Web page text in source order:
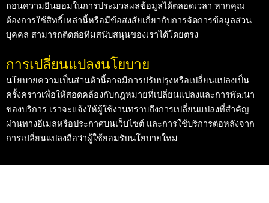
ถอนความยินยอมในการประมวลผลข้อมูลได้ตลอดเวลา หากคุณ
ต้องการใช้สิทธิ์เหล่านี้หรือมีข้อสงสัยเกี่ยวกับการจัดการข้อมูลส่วน
บุคคล สามารถติดต่อทีมสนับสนุนของเราได้โดยตรง
การเปลี่ยนแปลงนโยบาย
นโยบายความเป็นส่วนตัวนี้อาจมีการปรับปรุงหรือเปลี่ยนแปลงเป็น
ครั้งคราวเพื่อให้สอดคล้องกับกฎหมายที่เปลี่ยนแปลงและการพัฒนา
ของบริการ เราจะแจ้งให้ผู้ใช้งานทราบถึงการเปลี่ยนแปลงที่สำคัญ
ผ่านทางอีเมลหรือประกาศบนเว็บไซต์ และการใช้บริการต่อหลังจาก
การเปลี่ยนแปลงถือว่าผู้ใช้ยอมรับนโยบายใหม่